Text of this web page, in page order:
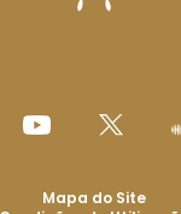
Mapa do Site